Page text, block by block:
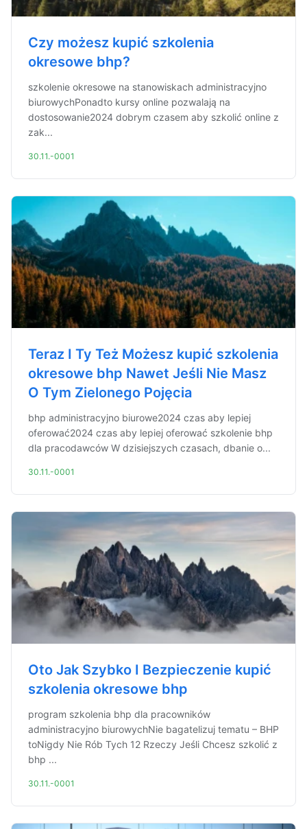
Czy możesz kupić szkolenia
okresowe bhp?
szkolenie okresowe na stanowiskach administracyjno
biurowychPonadto kursy online pozwalają na
dostosowanie2024 dobrym czasem aby szkolić online z
zak...
30.11.-0001
Teraz I Ty Też Możesz kupić szkolenia
okresowe bhp Nawet Jeśli Nie Masz
O Tym Zielonego Pojęcia
bhp administracyjno biurowe2024 czas aby lepiej
oferować2024 czas aby lepiej oferować szkolenie bhp
dla pracodawców W dzisiejszych czasach, dbanie o...
30.11.-0001
Oto Jak Szybko I Bezpieczenie kupić
szkolenia okresowe bhp
program szkolenia bhp dla pracowników
administracyjno biurowychNie bagatelizuj tematu – BHP
toNigdy Nie Rób Tych 12 Rzeczy Jeśli Chcesz szkolić z
bhp ...
30.11.-0001